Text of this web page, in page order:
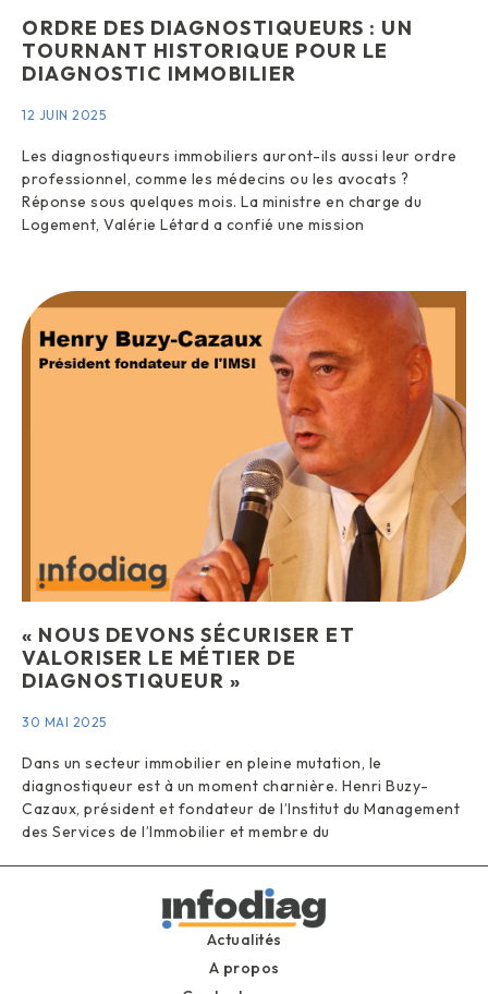
ORDRE DES DIAGNOSTIQUEURS : UN
TOURNANT HISTORIQUE POUR LE
DIAGNOSTIC IMMOBILIER
12 JUIN 2025
Les diagnostiqueurs immobiliers auront-ils aussi leur ordre
professionnel, comme les médecins ou les avocats ?
Réponse sous quelques mois. La ministre en charge du
Logement, Valérie Létard a confié une mission
« NOUS DEVONS SÉCURISER ET
VALORISER LE MÉTIER DE
DIAGNOSTIQUEUR »
30 MAI 2025
Dans un secteur immobilier en pleine mutation, le
diagnostiqueur est à un moment charnière. Henri Buzy-
Cazaux, président et fondateur de l’Institut du Management
des Services de l’Immobilier et membre du
Actualités
A propos